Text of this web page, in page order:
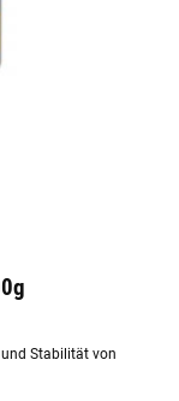
Stabilität von